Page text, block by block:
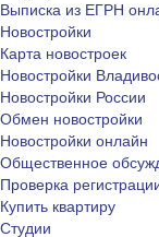
Выписка из ЕГРН
Новостройки
Карта новостроек
Новостройки
Новостройки России
Обмен новостройки
Новостройки онлайн
Общественное
Проверка
Купить квартиру
Студии